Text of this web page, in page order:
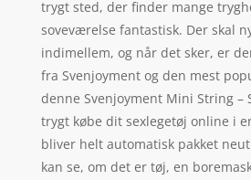
trygt sted, der finder mange
soveværelse fantastisk. Der skal
indimellem, og når det sker, er
fra Svenjoyment og den mest
denne Svenjoyment Mini String –
trygt købe dit sexlegetøj online i
bliver helt automatisk pakket
kan se, om det er tøj, en